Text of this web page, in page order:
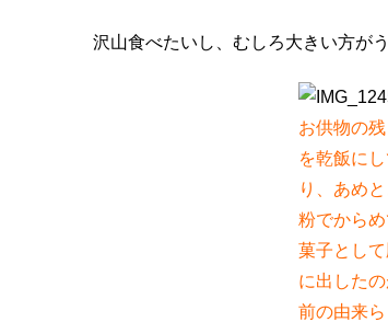
沢山食べたいし、むしろ大きい方が
お供物の
を乾飯に
り、あめ
粉でから
菓子とし
に出した
前の由来ら